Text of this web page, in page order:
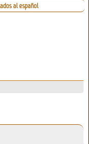
al español